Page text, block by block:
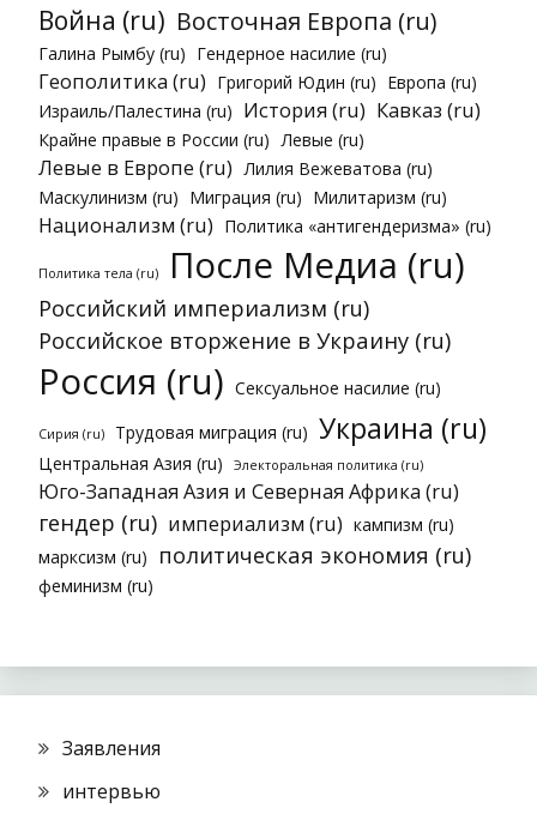
Война (ru) Восточная Европа (ru)
Галина Рымбу (ru) Гендерное насилие (ru)
Геополитика (ru) Григорий Юдин (ru) Европа (ru)
Израиль/Палестина (ru) История (ru) Кавказ (ru)
Крайне правые в России (ru) Левые (ru)
Левые в Европе (ru) Лилия Вежеватова (ru)
Маскулинизм (ru) Миграция (ru) Милитаризм (ru)
Национализм (ru) Политика «антигендеризма» (ru)
Политика тела (ru) После Медиа (ru)
Российский империализм (ru)
Российское вторжение в Украину (ru)
Россия (ru) Сексуальное насилие (ru)
Сирия (ru) Трудовая миграция (ru) Украина (ru)
Центральная Азия (ru) Электоральная политика (ru)
Юго-Западная Азия и Северная Африка (ru)
гендер (ru) империализм (ru) кампизм (ru)
марксизм (ru)
политическая экономия (ru)
феминизм (ru)
Заявления
интервью